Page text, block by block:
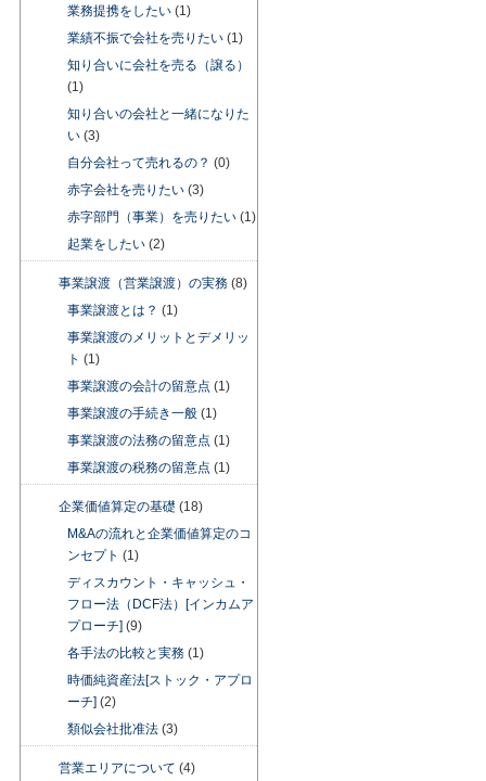
業務提携をしたい (1)
業績不振で会社を売りたい (1)
知り合いに会社を売る（譲る）
(1)
知り合いの会社と一緒になりた
い (3)
自分会社って売れるの？ (0)
赤字会社を売りたい (3)
赤字部門（事業）を売りたい (1)
起業をしたい (2)
事業譲渡（営業譲渡）の実務 (8)
事業譲渡とは？ (1)
事業譲渡のメリットとデメリッ
ト (1)
事業譲渡の会計の留意点 (1)
事業譲渡の手続き一般 (1)
事業譲渡の法務の留意点 (1)
事業譲渡の税務の留意点 (1)
企業価値算定の基礎 (18)
M&Aの流れと企業価値算定のコ
ンセプト (1)
ディスカウント・キャッシュ・
フロー法（DCF法）[インカムア
プローチ] (9)
各手法の比較と実務 (1)
時価純資産法[ストック・アプロ
ーチ] (2)
類似会社批准法 (3)
営業エリアについて (4)